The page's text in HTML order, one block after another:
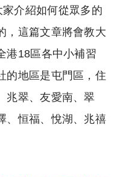
家介紹如何從眾多的
，這篇文章將會教大
港18區各中小補習
的地區是屯門區，住
兆翠、友愛南、翠
、恒福、悅湖、兆禧